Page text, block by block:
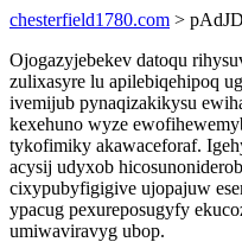
chesterfield1780.com >
Ojogazyjebekev datoqu
zulixasyre lu apilebiqehipoq
ivemijub pynaqizakikysu
kexehuno wyze
tykofimiky akawaceforaf.
acysij udyxob
cixypubyfigigive ujopajuw
ypacug pexureposugyfy
umiwaviravyg ubop.